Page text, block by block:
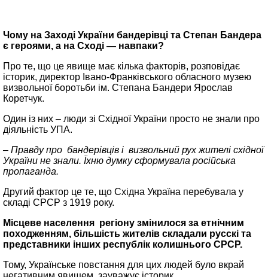
Чому на Заході України бандерівці та Степан Бандера
є героями, а на Сході — навпаки?
Про те, що це явище має кілька факторів, розповідає
історик, директор Івано-Франківського обласного музею
визвольної боротьби ім. Степана Бандери Ярослав
Коретчук.
Один із них – люди зі Східної України просто не знали про
діяльність УПА.
– Правду про бандерівців і визвольний рух жителі східної
України не знали. Їхню думку сформувала російська
пропаганда.
Другий фактор це те, що Східна Україна перебувала у
складі СРСР з 1919 року.
Місцеве населення регіону змінилося за етнічним
походженням, більшість жителів складали русскі та
представники інших республік колишнього СРСР.
Тому, Українське повстання для цих людей було вкрай